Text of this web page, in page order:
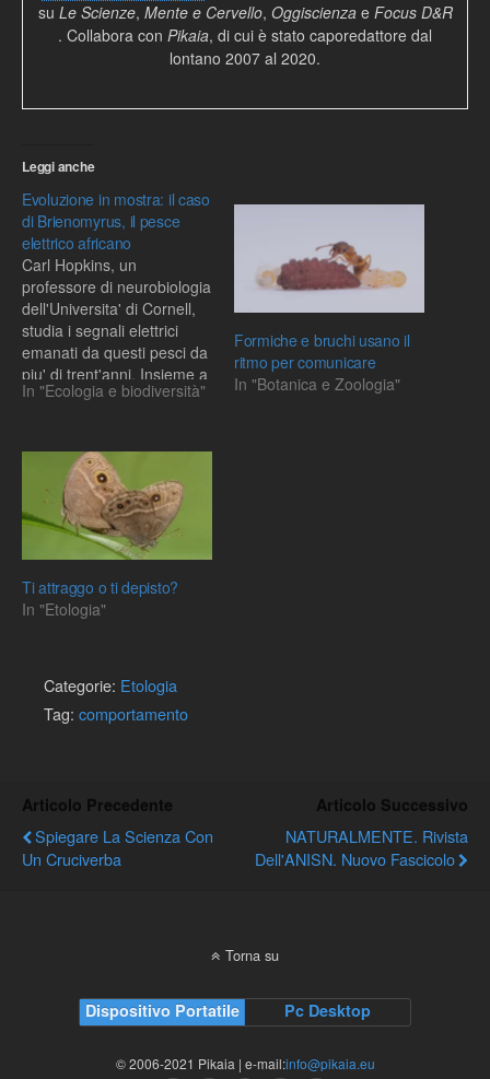
su Le Scienze, Mente e Cervello, Oggiscienzae Focus D&R
. Collabora con Pikaia, di cui è stato caporedattore dal
lontano 2007 al 2020.
Leggi anche
Evoluzione in mostra: il caso
di Brienomyrus, il pesce
elettrico africano
Carl Hopkins, un
professore di neurobiologia
dell'Universita' di Cornell,
studia i segnali elettrici
emanati da questi pesci da
piu' di trent'anni. Insieme a
Matt Arnegard, ricercatore
articolo sul Journal of
Experimental Biology,
avendo scoperto un
fenomeno davvero
interessante. Studiando
In "Ecologia e biodiversità"
Formiche e bruchi usano il
ritmo per comunicare
In "Botanica e Zoologia"
Ti attraggo o ti depisto?
In "Etologia"
Categorie: Etologia
Tag: comportamento
Articolo Precedente
Spiegare La Scienza Con
Un Cruciverba
Articolo Successivo
NATURALMENTE. Rivista
Dell'ANISN. Nuovo Fascicolo
Torna su
Dispositivo Portatile Pc Desktop
© 2006-2021 Pikaia | e-mail:info@pikaia.eu